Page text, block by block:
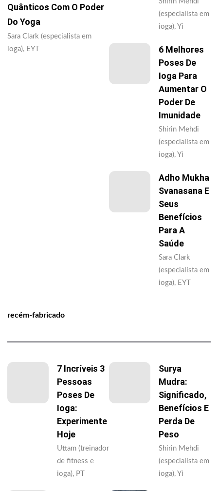
Quânticos Com O Poder
Do Yoga
Sara Clark (especialista em
ioga), EYT
(especialista em
ioga), Yi
6 Melhores
Poses De
Ioga Para
Aumentar O
Poder De
Imunidade
Shirin Mehdi
(especialista em
ioga), Yi
Adho Mukha
Svanasana E
Seus
Benefícios
Para A
Saúde
Sara Clark
(especialista em
ioga), EYT
recém-fabricado
7 Incríveis 3
Pessoas
Poses De
Ioga:
Experimente
Hoje
Uttam (treinador
de fitness e
ioga), PT
Surya
Mudra:
Significado,
Benefícios E
Perda De
Peso
Shirin Mehdi
(especialista em
ioga), Yi